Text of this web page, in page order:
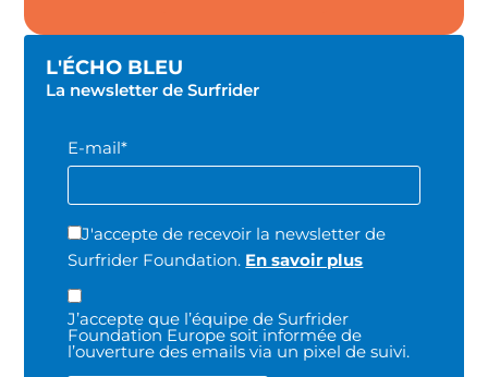
L'ÉCHO BLEU
La newsletter de Surfrider
E-mail*
J'accepte de recevoir la newsletter de
Surfrider Foundation. En savoir plus
J’accepte que l’équipe de Surfrider
Foundation Europe soit informée de
l’ouverture des emails via un pixel de suivi.